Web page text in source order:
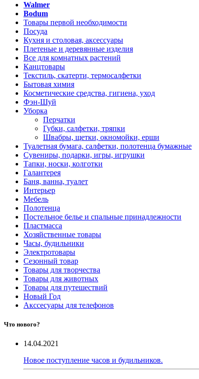
Walmer
Bodum
Товары первой необходимости
Посуда
Кухня и столовая, аксессуары
Плетеные и деревянные изделия
Все для комнатных растений
Канцтовары
Текстиль, скатерти, термосалфетки
Бытовая химия
Косметические средства, гигиена, уход
Фэн-Шуй
Уборка
Перчатки
Губки, салфетки, тряпки
Швабры, щетки, окномойки, ерши
Туалетная бумага, салфетки, полотенца бумажные
Сувениры, подарки, игры, игрушки
Тапки, носки, колготки
Галантерея
Баня, ванна, туалет
Интерьер
Мебель
Полотенца
Постельное белье и спальные принадлежности
Пластмасса
Хозяйственные товары
Часы, будильники
Электротовары
Сезонный товар
Товары для творчества
Товары для животных
Товары для путешествий
Новый Год
Акссесуары для телефонов
Что нового?
14.04.2021
Новое поступление часов и будильников.